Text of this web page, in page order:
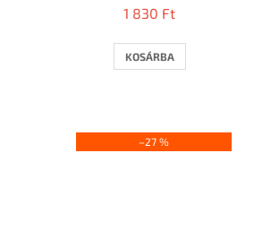
1 830 Ft
KOSÁRBA
–27 %